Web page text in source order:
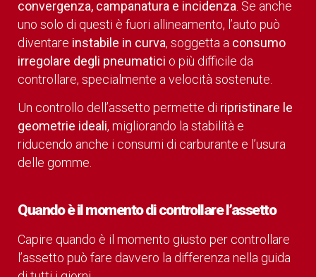
convergenza, campanatura e incidenza . Se anche
uno solo di questi è fuori allineamento, l’auto può
diventare instabile in curva, soggetta a consumo
irregolare degli pneumatici o più difficile da
controllare, specialmente a velocità sostenute.
Un controllo dell’assetto permette di ripristinare le
geometrie ideali, migliorando la stabilità e
riducendo anche i consumi di carburante e l’usura
delle gomme.
Quando è il momento di controllare l’assetto
Capire quando è il momento giusto per controllare
l’assetto può fare davvero la differenza nella guida